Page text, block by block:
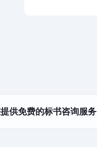
供免费的标书咨询服务